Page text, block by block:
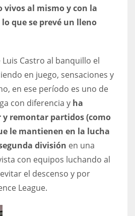
vivos al mismo y con la
que se prevé un lleno
Castro al banquillo el
en juego, sensaciones y
en ese período es uno de
con diferencia y ha
y remontar partidos (como
le mantienen en la lucha
división en una
con equipos luchando al
el descenso y por
League.